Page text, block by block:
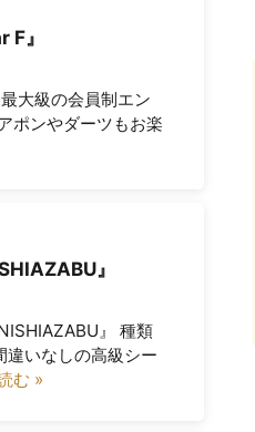
F』
大級の会員制エン
ポンやダーツもお楽
』
』 種類
違いなしの高級シー
む »